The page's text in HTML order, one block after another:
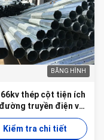
BĂNG HÌNH
thép cột tiện ích
truyền điện với
tay được thiết kế
trì dễ dàng
Kiểm tra chi tiết